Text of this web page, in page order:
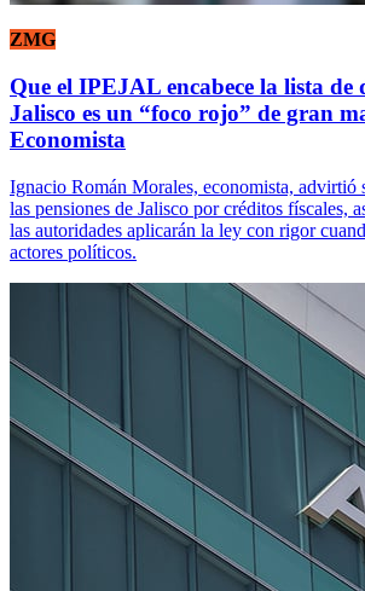
ZMG
Que el IPEJAL encabece la lista de
Jalisco es un “foco rojo” de gran
Economista
Ignacio Román Morales, economista, advirtió
las pensiones de Jalisco por créditos físcales,
las autoridades aplicarán la ley con rigor
actores políticos.